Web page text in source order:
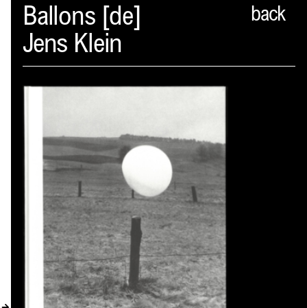
back
Spector
PROFIL
AKTUELLES
INDEX
WARENKORB (0)
VERLAGSVORSCHAU
DISTRIBUTION
KONTAKT
KUNDENKONTO
Ballons [de]
Jens Klein